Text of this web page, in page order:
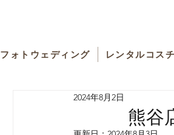
フォトウェディング レンタルコス
熊谷店
2024年8月2日